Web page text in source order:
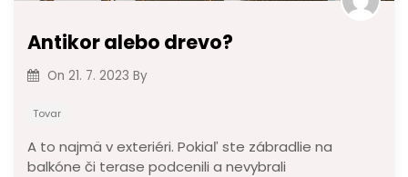
Antikor alebo drevo?
On 21. 7. 2023 By
Tovar
A to najmä v exteriéri. Pokiaľ ste zábradlie na
balkóne či terase podcenili a nevybrali